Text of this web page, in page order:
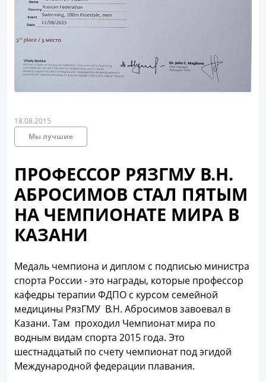
18.08.2015
Мы лучшие
ПРОФЕССОР РЯЗГМУ В.Н.
АБРОСИМОВ СТАЛ ПЯТЫМ
НА ЧЕМПИОНАТЕ МИРА В
КАЗАНИ
Медаль чемпиона и диплом с подписью министра
спорта России - это награды, которые профессор
кафедры терапии ФДПО с курсом семейной
медицины РязГМУ В.Н. Абросимов завоевал в
Казани. Там проходил Чемпионат мира по
водным видам спорта 2015 года. Это
шестнадцатый по счету чемпионат под эгидой
Международной федерации плавания.